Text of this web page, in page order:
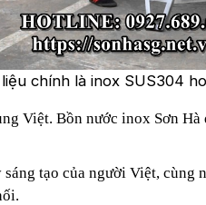
chính là inox SUS304
Việt. Bồn nước inox Sơn
tạo của người Việt, cùng